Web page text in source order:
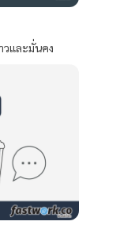
และมั่นคง